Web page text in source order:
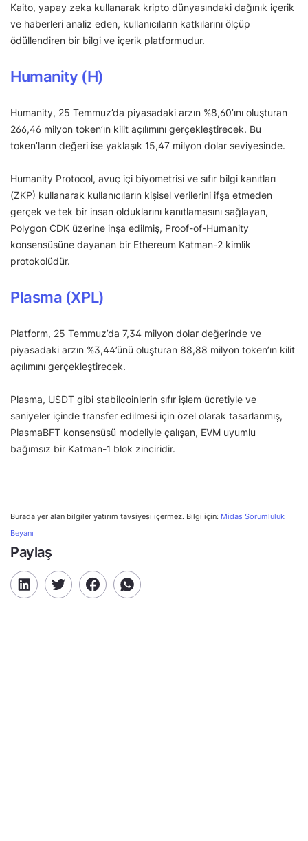
Kaito, yapay zeka kullanarak kripto dünyasındaki dağınık içerik
ve haberleri analiz eden, kullanıcıların katkılarını ölçüp
ödüllendiren bir bilgi ve içerik platformudur.
Humanity (H)
Humanity, 25 Temmuz’da piyasadaki arzın %8,60’ını oluşturan
266,46 milyon token’ın kilit açılımını gerçekleştirecek. Bu
token’ların değeri ise yaklaşık 15,47 milyon dolar seviyesinde.
Humanity Protocol, avuç içi biyometrisi ve sıfır bilgi kanıtları
(ZKP) kullanarak kullanıcıların kişisel verilerini ifşa etmeden
gerçek ve tek bir insan olduklarını kanıtlamasını sağlayan,
Polygon CDK üzerine inşa edilmiş, Proof-of-Humanity
konsensüsüne dayanan bir Ethereum Katman-2 kimlik
protokolüdür.
Plasma (XPL)
Platform, 25 Temmuz’da 7,34 milyon dolar değerinde ve
piyasadaki arzın %3,44’ünü oluşturan 88,88 milyon token’ın kilit
açılımını gerçekleştirecek.
Plasma, USDT gibi stabilcoinlerin sıfır işlem ücretiyle ve
saniyeler içinde transfer edilmesi için özel olarak tasarlanmış,
PlasmaBFT konsensüsü modeliyle çalışan, EVM uyumlu
bağımsız bir Katman-1 blok zinciridir.
Burada yer alan bilgiler yatırım tavsiyesi içermez. Bilgi için: Midas Sorumluluk
Beyanı
Paylaş